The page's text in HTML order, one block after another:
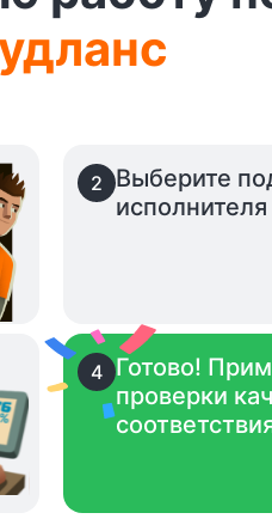
2
Выберите
исполнителя
4 Готово!
проверки